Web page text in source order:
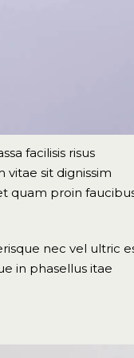
facilisis risus
sit dignissim
quam proin
nec vel ultric
in phasellus itae